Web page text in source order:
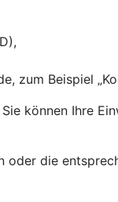
zum Beispiel
können Ihre
die